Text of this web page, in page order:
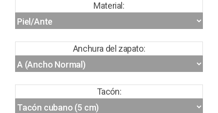
Material:
Anchura del zapato:
Tacón: